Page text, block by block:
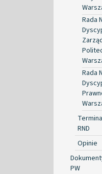
Rada
Rada
RND
Opinie
PW